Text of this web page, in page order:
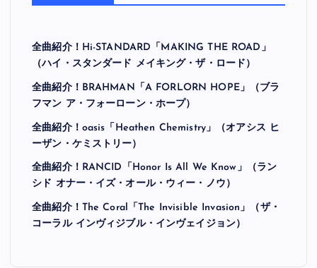
全曲紹介！Hi-STANDARD「MAKING THE ROAD」
（ハイ・スタンダード メイキング・ザ・ロード）
全曲紹介！BRAHMAN「A FORLORN HOPE」（ブラ
フマン ア・フォーローン・ホープ）
全曲紹介！oasis「Heathen Chemistry」（オアシス ヒ
ーザン・ケミストリー）
全曲紹介！RANCID「Honor Is All We Know」（ラン
シド オナー・イズ・オール・ウィー・ノウ）
全曲紹介！The Coral「The Invisible Invasion」（ザ・
コーラル インヴィジブル・インヴェイジョン）